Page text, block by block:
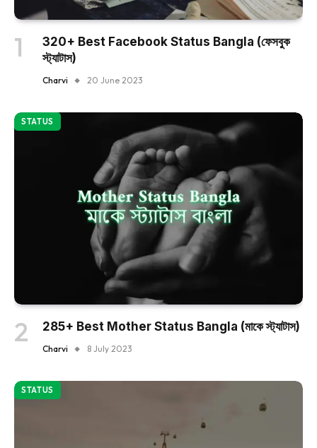
320+ Best Facebook Status Bangla (ফেসবুক
স্ট্যাটাস)
Charvi 20 June 2023
STATUS
285+ Best Mother Status Bangla (মাকে স্ট্যাটাস)
Charvi 8 July 2023
STATUS